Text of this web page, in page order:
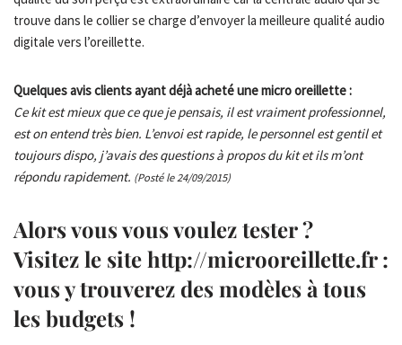
trouve dans le collier se charge d’envoyer la meilleure qualité audio
digitale vers l’oreillette.
Quelques avis clients ayant déjà acheté une micro oreillette :
Ce kit est mieux que ce que je pensais, il est vraiment professionnel,
est on entend très bien. L’envoi est rapide, le personnel est gentil et
toujours dispo, j’avais des questions à propos du kit et ils m’ont
répondu rapidement. (Posté le 24/09/2015)
Alors vous vous voulez tester ?
Visitez le site http://microoreillette.fr :
vous y trouverez des modèles à tous
les budgets !